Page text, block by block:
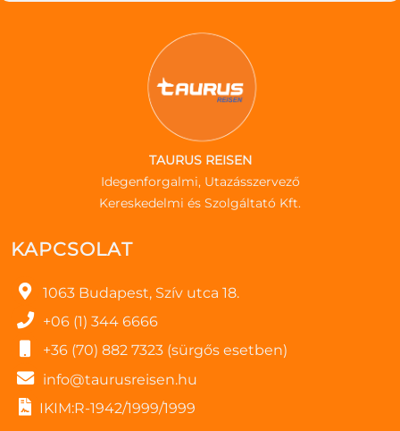
TAURUS REISEN
Idegenforgalmi, Utazásszervező
Kereskedelmi és Szolgáltató Kft.
KAPCSOLAT
1063 Budapest, Szív utca 18.
+06 (1) 344 6666
+36 (70) 882 7323 (sürgős esetben)
info@taurusreisen.hu
IKIM:R-1942/1999/1999